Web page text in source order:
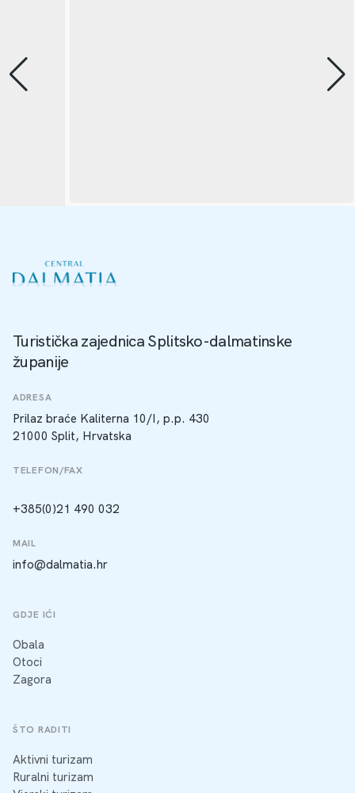
Turistička zajednica Splitsko-dalmatinske
županije
ADRESA
Prilaz braće Kaliterna 10/I, p.p. 430
21000 Split, Hrvatska
TELEFON/FAX
+385(0)21 490 032
MAIL
info@dalmatia.hr
GDJE IĆI
Obala
Otoci
Zagora
ŠTO RADITI
Aktivni turizam
Ruralni turizam